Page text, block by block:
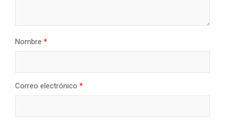
Nombre *
Correo electrónico *